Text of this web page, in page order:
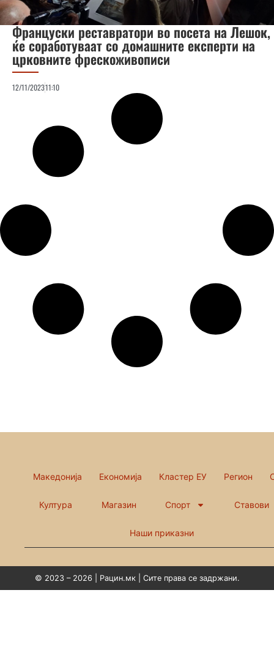
Француски реставратори во посета на Лешок,
ќе соработуваат со домашните експерти на
црковните фрескоживописи
12/11/202311:10
Македонија Економија Кластер ЕУ Регион
Култура Магазин Спорт Ставови
Наши приказни
© 2023 – 2026 | Рацин.мк | Сите права се задржани.